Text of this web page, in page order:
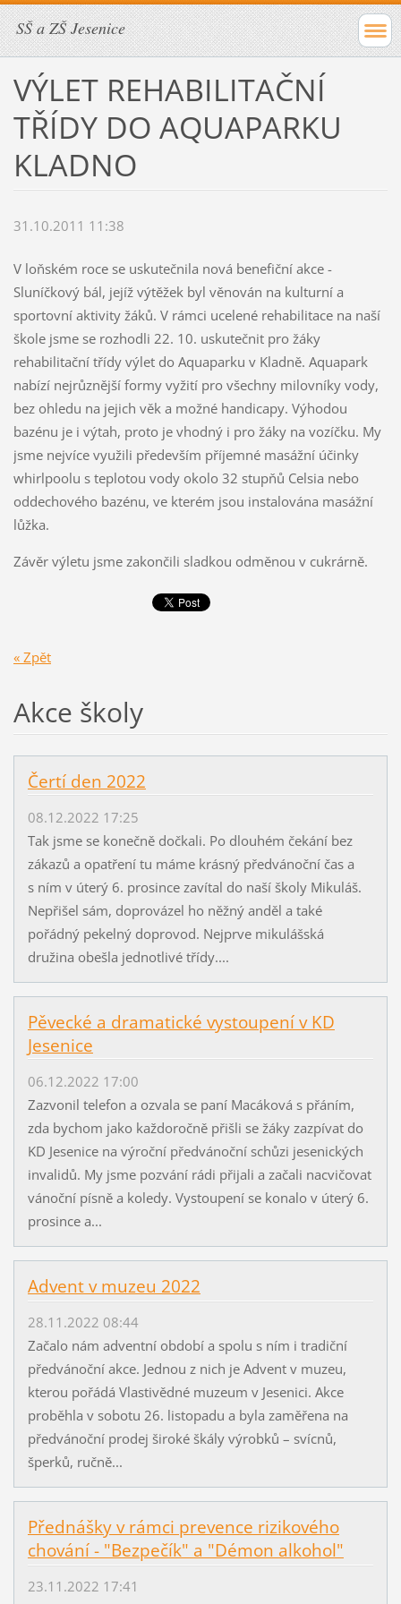
SŠ a ZŠ Jesenice
VÝLET REHABILITAČNÍ
TŘÍDY DO AQUAPARKU
KLADNO
31.10.2011 11:38
V loňském roce se uskutečnila nová benefiční akce -
Sluníčkový bál, jejíž výtěžek byl věnován na kulturní a
sportovní aktivity žáků. V rámci ucelené rehabilitace na naší
škole jsme se rozhodli 22. 10. uskutečnit pro žáky
rehabilitační třídy výlet do Aquaparku v Kladně. Aquapark
nabízí nejrůznější formy vyžití pro všechny milovníky vody,
bez ohledu na jejich věk a možné handicapy. Výhodou
bazénu je i výtah, proto je vhodný i pro žáky na vozíčku. My
jsme nejvíce využili především příjemné masážní účinky
whirlpoolu s teplotou vody okolo 32 stupňů Celsia nebo
oddechového bazénu, ve kterém jsou instalována masážní
lůžka.
Závěr výletu jsme zakončili sladkou odměnou v cukrárně.
« Zpět
Akce školy
Čertí den 2022
08.12.2022 17:25
Tak jsme se konečně dočkali. Po dlouhém čekání bez
zákazů a opatření tu máme krásný předvánoční čas a
s ním v úterý 6. prosince zavítal do naší školy Mikuláš.
Nepřišel sám, doprovázel ho něžný anděl a také
pořádný pekelný doprovod. Nejprve mikulášská
družina obešla jednotlivé třídy....
Pěvecké a dramatické vystoupení v KD
Jesenice
06.12.2022 17:00
Zazvonil telefon a ozvala se paní Macáková s přáním,
zda bychom jako každoročně přišli se žáky zazpívat do
KD Jesenice na výroční předvánoční schůzi jesenických
invalidů. My jsme pozvání rádi přijali a začali nacvičovat
vánoční písně a koledy. Vystoupení se konalo v úterý 6.
prosince a...
Advent v muzeu 2022
28.11.2022 08:44
Začalo nám adventní období a spolu s ním i tradiční
předvánoční akce. Jednou z nich je Advent v muzeu,
kterou pořádá Vlastivědné muzeum v Jesenici. Akce
proběhla v sobotu 26. listopadu a byla zaměřena na
předvánoční prodej široké škály výrobků – svícnů,
šperků, ručně...
Přednášky v rámci prevence rizikového
chování - "Bezpečík" a "Démon alkohol"
23.11.2022 17:41